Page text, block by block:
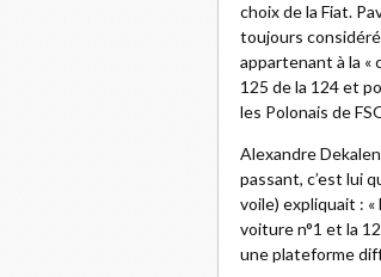
choix de la Fiat.
toujours considéré
appartenant à la «
125 de la 124 et
les Polonais de
Alexandre
passant, c’est lui
voile) expliquait :
voiture n°1 et la
une plateforme